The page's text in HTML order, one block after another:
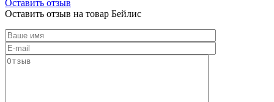
Оставить отзыв
Оставить отзыв на товар Бейлис